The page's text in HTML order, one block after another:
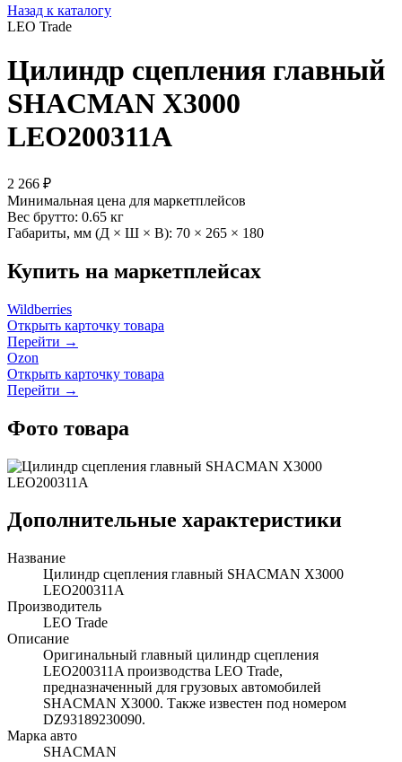
Назад к каталогу
LEO Trade
Цилиндр сцепления главный
SHACMAN X3000
LEO200311A
2 266 ₽
Минимальная цена для маркетплейсов
Вес брутто: 0.65 кг
Габариты, мм (Д × Ш × В): 70 × 265 × 180
Купить на маркетплейсах
Wildberries
Открыть карточку товара
Перейти →
Ozon
Открыть карточку товара
Перейти →
Фото товара
Дополнительные характеристики
Название
Цилиндр сцепления главный SHACMAN X3000
LEO200311A
Производитель
LEO Trade
Описание
Оригинальный главный цилиндр сцепления
LEO200311A производства LEO Trade,
предназначенный для грузовых автомобилей
SHACMAN X3000. Также известен под номером
DZ93189230090.
Марка авто
SHACMAN